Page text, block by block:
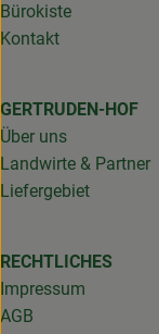
Bürokiste
Kontakt
GERTRUDEN-HOF
Über uns
Landwirte & Partner
Liefergebiet
RECHTLICHES
Impressum
AGB